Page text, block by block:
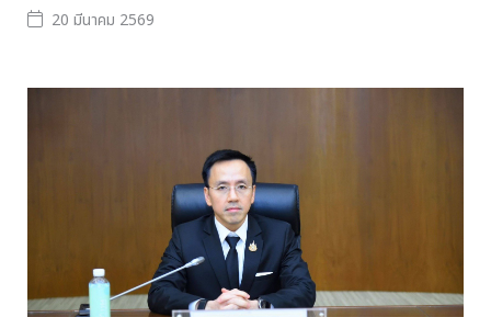
20 มีนาคม 2569